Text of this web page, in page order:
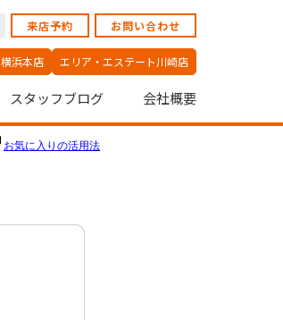
来店予約 お問い合わせ
浜本店 エリア・エステート川崎店
スタッフブログ 会社概要
お気に入りの活用法